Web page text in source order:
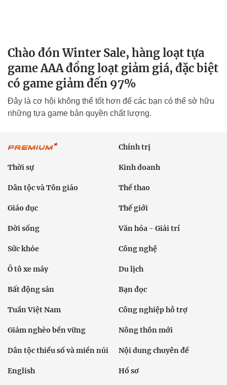
Chào đón Winter Sale, hàng loạt tựa
game AAA đồng loạt giảm giá, đặc biệt
có game giảm đến 97%
Đây là cơ hội không thể tốt hơn để các bạn có thể sở hữu
những tựa game bản quyền chất lượng.
Chính trị
Thời sự Kinh doanh
Dân tộc và Tôn giáo Thể thao
Giáo dục Thế giới
Đời sống Văn hóa - Giải trí
Sức khỏe Công nghệ
Ô tô xe máy Du lịch
Bất động sản Bạn đọc
Tuần Việt Nam Công nghiệp hỗ trợ
Giảm nghèo bền vững Nông thôn mới
Dân tộc thiểu số và miền núi Nội dung chuyên đề
English Hồ sơ